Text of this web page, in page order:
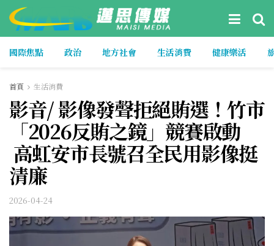
國際焦點 政治 地方社會 生活消費 健康樂活
首頁 生活消費
影音/ 影像發聲拒絕賄選！竹市
「2026反賄之鏡」競賽啟動
高虹安市長號召全民用影像挺
清廉
2026-04-24